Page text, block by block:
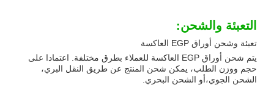
التعبئة والشحن:
تعبئة وشحن أوراق EGP العاكسة
يتم شحن أوراق EGP العاكسة للعملاء بطرق مختلفة. اعتمادا على
حجم ووزن الطلب، يمكن شحن المنتج عن طريق النقل البري،
الشحن الجوي،أو الشحن البحري.